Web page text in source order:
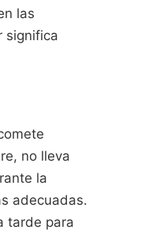
las
significa
no lleva
la
adecuadas.
tarde para